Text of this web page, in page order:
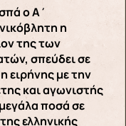
ο Α΄
η
της των
σπεύδει σε
ειρήνης με την
και αγωνιστής
ποσά σε
ελληνικής